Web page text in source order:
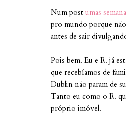
Num post umas
pro mundo porque
antes de sair
Pois bem. Eu e R. já
que recebíamos de
Dublin não param de
Tanto eu como o R.
próprio imóvel.